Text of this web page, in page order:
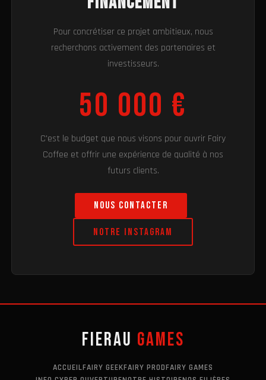
Pour concrétiser ce projet ambitieux, nous
recherchons activement des partenaires et
investisseurs.
50 000 €
C'est le budget que nous visons pour ouvrir Fairy
Coffee et offrir une expérience de qualité à nos
futurs clients.
Nous contacter
Notre Instagram
Fierau Games
ACCUEILFAIRY GEEKFAIRY PRODFAIRY GAMES